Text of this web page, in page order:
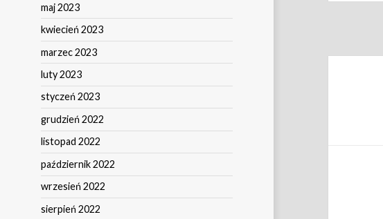
maj 2023
kwiecień 2023
marzec 2023
luty 2023
styczeń 2023
grudzień 2022
listopad 2022
październik 2022
wrzesień 2022
sierpień 2022